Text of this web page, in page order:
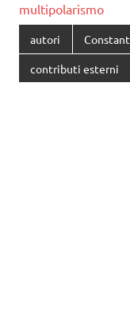
multipolarismo
autori
contributi esterni